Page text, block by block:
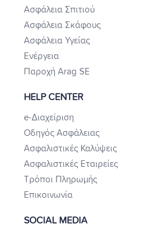
Ασφάλεια Σπιτιού
Ασφάλεια Σκάφους
Ασφάλεια Υγείας
Ενέργεια
Παροχή Arag SE
HELP CENTER
e-Διαχείριση
Οδηγός Ασφάλειας
Ασφαλιστικές Καλύψεις
Ασφαλιστικές Εταιρείες
Τρόποι Πληρωμής
Επικοινωνία
SOCIAL MEDIA